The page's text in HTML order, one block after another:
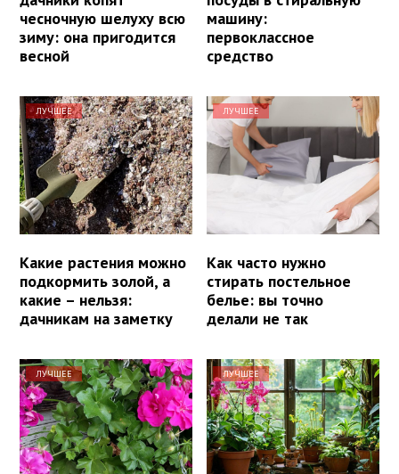
чесночную шелуху всю
зиму: она пригодится
весной
машину:
первоклассное
средство
ЛУЧШЕЕ
Какие растения можно
подкормить золой, а
какие – нельзя:
дачникам на заметку
ЛУЧШЕЕ
Как часто нужно
стирать постельное
белье: вы точно
делали не так
ЛУЧШЕЕ ЛУЧШЕЕ